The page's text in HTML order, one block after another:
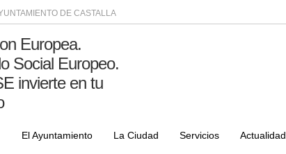
DE CASTALLA
El Ayuntamiento La Ciudad Servicios Actualidad